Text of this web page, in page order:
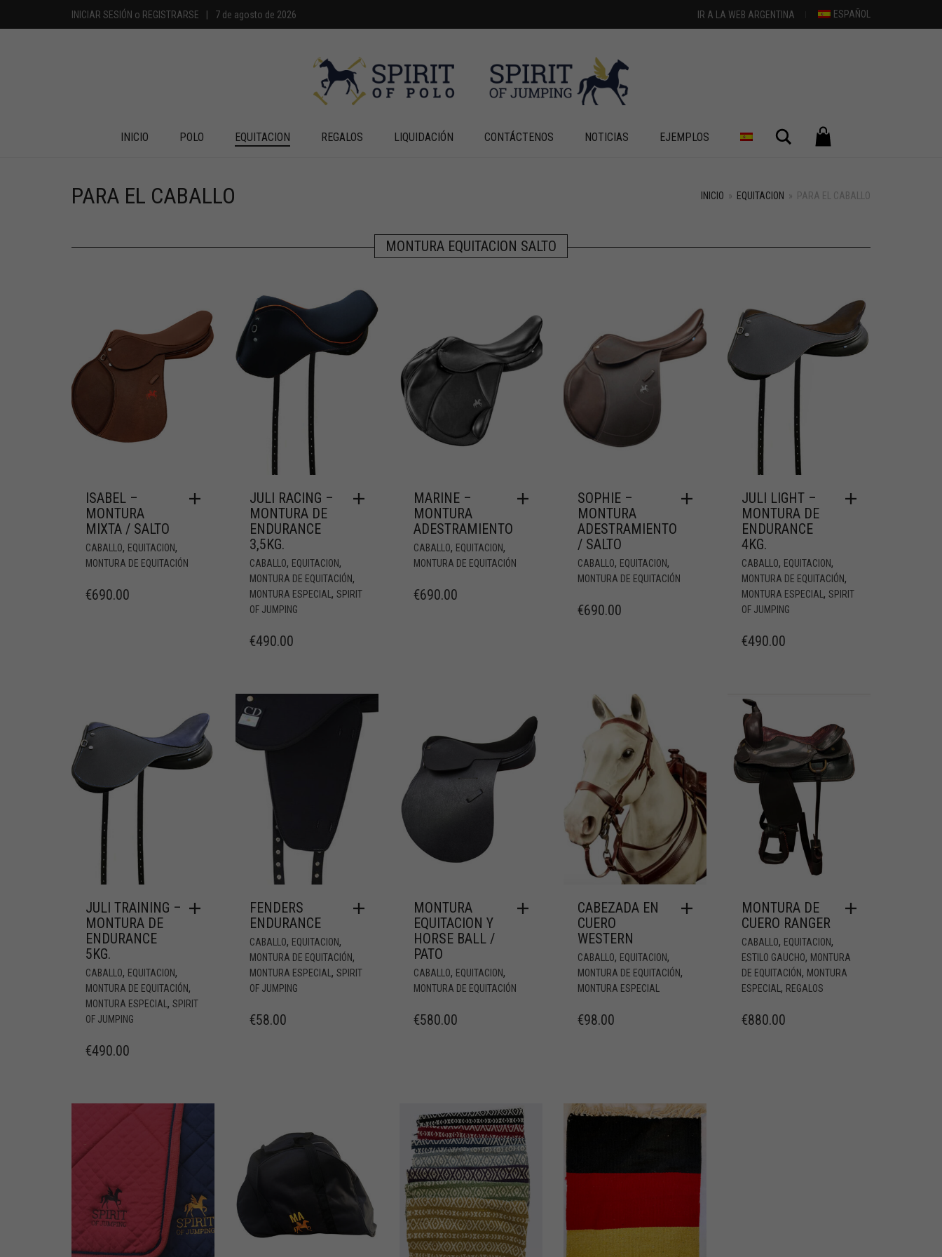
INICIAR SESIÓN o REGISTRARSE | 7 de agosto de 2026 IR A LA WEB ARGENTINA ESPAÑOL
INICIO POLO EQUITACION REGALOS LIQUIDACIÓN CONTÁCTENOS NOTICIAS EJEMPLOS Buscar
PARA EL CABALLO INICIO » EQUITACION » PARA EL CABALLO
MONTURA EQUITACION SALTO
ISABEL –
MONTURA
MIXTA / SALTO
CABALLO, EQUITACION,
MONTURA DE EQUITACIÓN
€690.00
JULI RACING –
MONTURA DE
ENDURANCE
3,5KG.
CABALLO, EQUITACION,
MONTURA DE EQUITACIÓN,
MONTURA ESPECIAL , SPIRIT
OF JUMPING
€490.00
MARINE –
MONTURA
ADESTRAMIENTO
CABALLO, EQUITACION,
MONTURA DE EQUITACIÓN
€690.00
SOPHIE –
MONTURA
ADESTRAMIENTO
/ SALTO
CABALLO, EQUITACION,
MONTURA DE EQUITACIÓN
€690.00
JULI LIGHT –
MONTURA DE
ENDURANCE
4KG.
CABALLO, EQUITACION,
MONTURA DE EQUITACIÓN,
MONTURA ESPECIAL , SPIRIT
OF JUMPING
€490.00
JULI TRAINING –
MONTURA DE
ENDURANCE
5KG.
CABALLO, EQUITACION,
MONTURA DE EQUITACIÓN,
MONTURA ESPECIAL , SPIRIT
OF JUMPING
€490.00
FENDERS
ENDURANCE
CABALLO, EQUITACION,
MONTURA DE EQUITACIÓN,
MONTURA ESPECIAL , SPIRIT
OF JUMPING
€58.00
MONTURA
EQUITACION Y
HORSE BALL /
PATO
CABALLO, EQUITACION,
MONTURA DE EQUITACIÓN
€580.00
CABEZADA EN
CUERO
WESTERN
CABALLO, EQUITACION,
MONTURA DE EQUITACIÓN,
MONTURA ESPECIAL
€98.00
MONTURA DE
CUERO RANGER
CABALLO, EQUITACION,
ESTILO GAUCHO, MONTURA
DE EQUITACIÓN, MONTURA
ESPECIAL , REGALOS
€880.00